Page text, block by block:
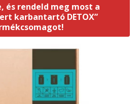
és rendeld meg most a
karbantartó DETOX”